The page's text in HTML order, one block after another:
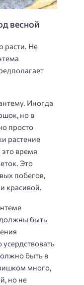
весной
расти. Не
Иногда
но в
просто
растение
время
Это
побегов,
красивой.
быть
быть в
много,
но не